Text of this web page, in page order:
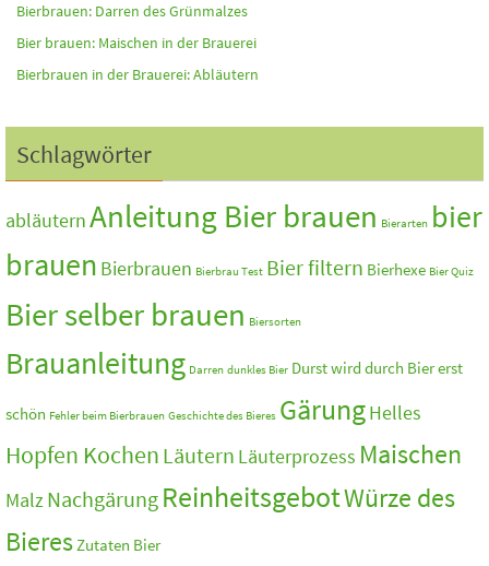
Bierbrauen: Darren des Grünmalzes
Bier brauen: Maischen in der Brauerei
Bierbrauen in der Brauerei: Abläutern
Schlagwörter
abläuternAnleitung Bier brauen Bierarten bier
brauen Bierbrauen Bierbrau Test Bier filtern Bierhexe Bier Quiz
Bier selber brauen Biersorten
Brauanleitung Darren dunkles Bier Durst wird durch Bier erst
schön Fehler beim Bierbrauen Geschichte des Bieres GärungHelles
Hopfen Kochen Läutern Läuterprozess Maischen
MalzNachgärung ReinheitsgebotWürze des
BieresZutaten Bier